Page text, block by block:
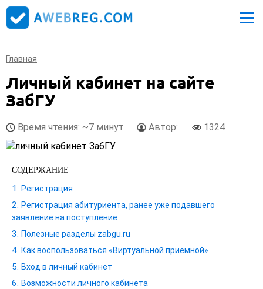
Главная
Личный кабинет на сайте
ЗабГУ
Время чтения: ~7 минут Автор: 1324
СОДЕРЖАНИЕ
Регистрация
Регистрация абитуриента, ранее уже подавшего
заявление на поступление
Полезные разделы zabgu.ru
Как воспользоваться «Виртуальной приемной»
Вход в личный кабинет
Возможности личного кабинета